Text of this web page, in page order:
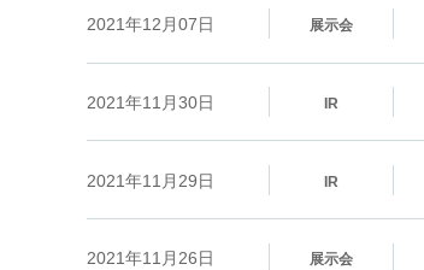
2021年12月07日 展示会
2021年11月30日 IR
2021年11月29日 IR
2021年11月26日 展示会